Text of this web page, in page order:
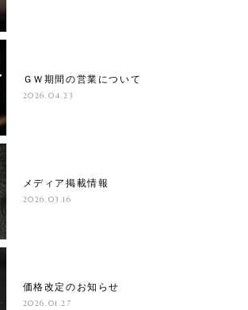
ＧＷ期間の営業について
2026.04.23
メディア掲載情報
2026.03.16
価格改定のお知らせ
2026.01.27